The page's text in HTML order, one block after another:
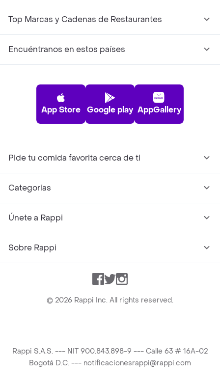
Top Marcas y Cadenas de Restaurantes
Encuéntranos en estos países
App Store Google play AppGallery
Pide tu comida favorita cerca de ti
Categorías
Únete a Rappi
Sobre Rappi
Facebook
TwitterInstagram
© 2026 Rappi Inc. All rights reserved.
Rappi S.A.S. --- NIT 900.843.898-9 --- Calle 63 # 16A-02
Bogotá D.C. --- notificacionesrappi@rappi.com